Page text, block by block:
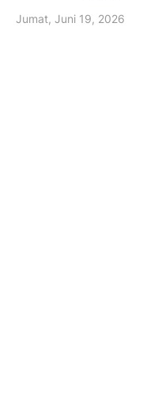
Jumat, Juni 19, 2026